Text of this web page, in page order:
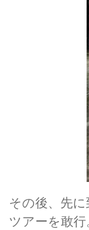
その後、先
ツアーを敢